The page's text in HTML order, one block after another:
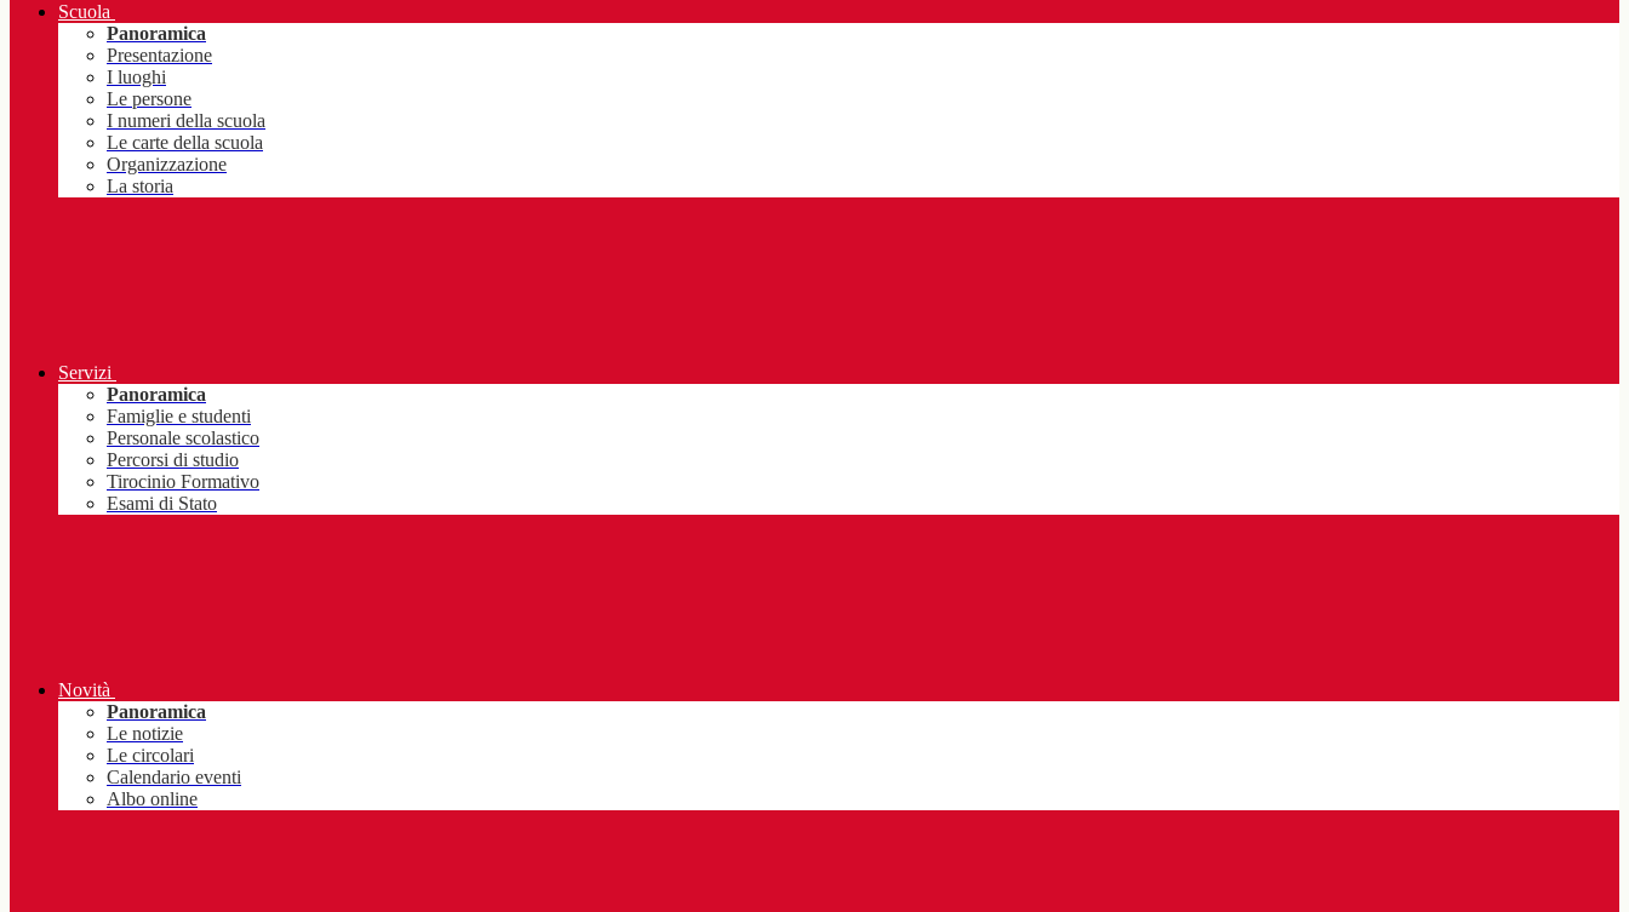
Scuola
Panoramica
Presentazione
I luoghi
Le persone
I numeri della scuola
Le carte della scuola
Organizzazione
La storia
Servizi
Panoramica
Famiglie e studenti
Personale scolastico
Percorsi di studio
Tirocinio Formativo
Esami di Stato
Novità
Panoramica
Le notizie
Le circolari
Calendario eventi
Albo online